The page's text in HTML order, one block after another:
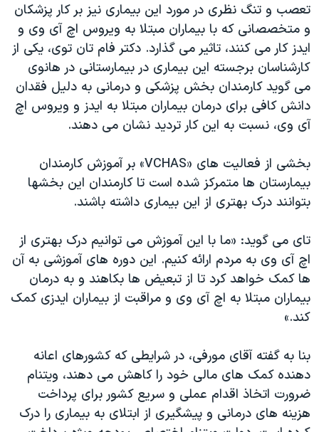
تعصب و تنگ نظری در مورد این بیماری نیز بر کار پزشکان
و متخصصانی که با بیماران مبتلا به ویروس اچ آی وی و
ایدز کار می کنند، تاثیر می گذارد. دکتر فام تان توی، یکی از
کارشناسان برجسته این بیماری در بیمارستانی در هانوی
می گوید کارمندان بخش پزشکی و درمانی به دلیل فقدان
دانش کافی برای درمان بیماران مبتلا به ایدز و ویروس اچ
آی وی، نسبت به این کار تردید نشان می دهند.
بخشی از فعالیت های «VCHAS» بر آموزش کارمندان
بیمارستان ها متمرکز شده است تا کارمندان این بخشها
بتوانند درک بهتری از این بیماری داشته باشند.
تای می گوید: «ما با این آموزش می توانیم درک بهتری از
اچ آی وی به مردم ارائه کنیم. این دوره های آموزشی به آن
ها کمک خواهد کرد تا از تبعیض ها بکاهند و به درمان
بیماران مبتلا به اچ آی وی و مراقبت از بیماران ایدزی کمک
کند.»
بنا به گفته آقای مورفی، در شرایطی که کشورهای اعانه
دهنده کمک های مالی خود را کاهش می دهند، ویتنام
ضرورت اتخاذ اقدام عملی و سریع کشور برای پرداخت
هزینه های درمانی و پیشگیری از ابتلای به بیماری را درک